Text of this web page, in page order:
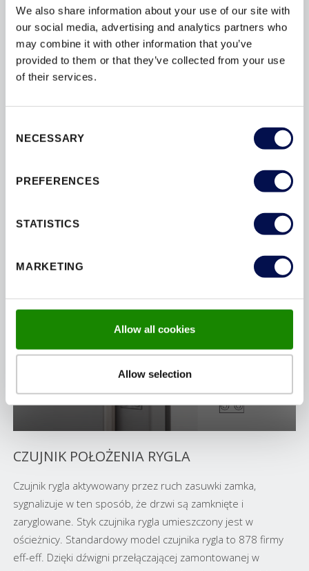
We also share information about your use of our site with
our social media, advertising and analytics partners who
may combine it with other information that you’ve
provided to them or that they’ve collected from your use
of their services.
Selection
NECESSARY
PREFERENCES
STATISTICS
MARKETING
Allow all cookies
Allow selection
nierdzewnej w obszarze ingerencji zapadki
zamka
Brak konieczności ponownego malowania
spowodowanego typowym działaniem
Przedłuża żywotność ościeżnic i zapewnia
CZUJNIK POŁOŻENIA RYGLA
Czujnik rygla aktywowany przez ruch zasuwki zamka,
sygnalizuje w ten sposób, że drzwi są zamknięte i
zaryglowane. Styk czujnika rygla umieszczony jest w
ościeżnicy. Standardowy model czujnika rygla to 878 firmy
eff-eff. Dzięki dźwigni przełączającej zamontowanej w